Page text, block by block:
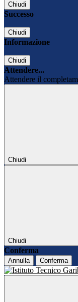
Chiudi
Successo
Chiudi
Informazione
Chiudi
Attendere...
Attendere il
Chiudi
Chiudi
Conferma
Annulla Conferma